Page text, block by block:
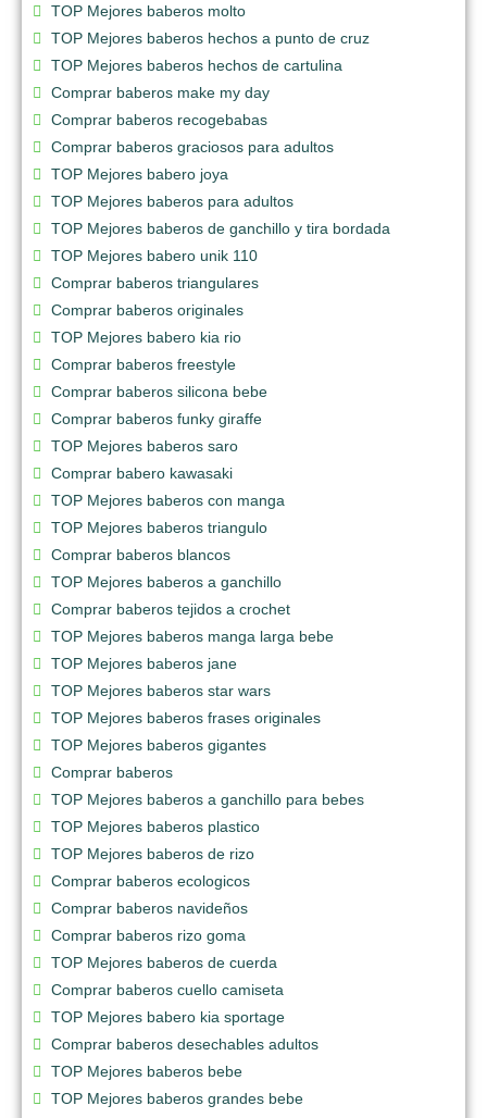
TOP Mejores baberos molto
TOP Mejores baberos hechos a punto de cruz
TOP Mejores baberos hechos de cartulina
Comprar baberos make my day
Comprar baberos recogebabas
Comprar baberos graciosos para adultos
TOP Mejores babero joya
TOP Mejores baberos para adultos
TOP Mejores baberos de ganchillo y tira bordada
TOP Mejores babero unik 110
Comprar baberos triangulares
Comprar baberos originales
TOP Mejores babero kia rio
Comprar baberos freestyle
Comprar baberos silicona bebe
Comprar baberos funky giraffe
TOP Mejores baberos saro
Comprar babero kawasaki
TOP Mejores baberos con manga
TOP Mejores baberos triangulo
Comprar baberos blancos
TOP Mejores baberos a ganchillo
Comprar baberos tejidos a crochet
TOP Mejores baberos manga larga bebe
TOP Mejores baberos jane
TOP Mejores baberos star wars
TOP Mejores baberos frases originales
TOP Mejores baberos gigantes
Comprar baberos
TOP Mejores baberos a ganchillo para bebes
TOP Mejores baberos plastico
TOP Mejores baberos de rizo
Comprar baberos ecologicos
Comprar baberos navideños
Comprar baberos rizo goma
TOP Mejores baberos de cuerda
Comprar baberos cuello camiseta
TOP Mejores babero kia sportage
Comprar baberos desechables adultos
TOP Mejores baberos bebe
TOP Mejores baberos grandes bebe